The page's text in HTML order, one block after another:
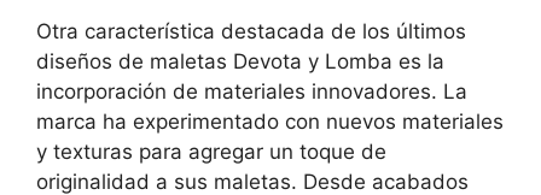
Otra característica destacada de los últimos
diseños de maletas Devota y Lomba es la
incorporación de materiales innovadores. La
marca ha experimentado con nuevos materiales
y texturas para agregar un toque de
originalidad a sus maletas. Desde acabados